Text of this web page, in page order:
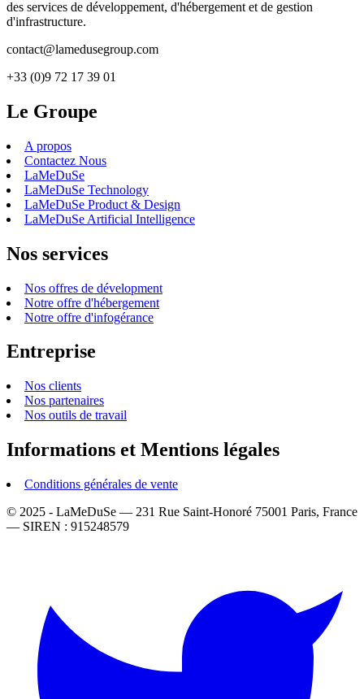
des services de développement, d'hébergement et de gestion
d'infrastructure.
contact@lamedusegroup.com
+33 (0)9 72 17 39 01
Le Groupe
A propos
Contactez Nous
LaMeDuSe
LaMeDuSe Technology
LaMeDuSe Product & Design
LaMeDuSe Artificial Intelligence
Nos services
Nos offres de dévelopment
Notre offre d'hébergement
Notre offre d'infogérance
Entreprise
Nos clients
Nos partenaires
Nos outils de travail
Informations et Mentions légales
Conditions générales de vente
© 2025 - LaMeDuSe — 231 Rue Saint-Honoré 75001 Paris, France
— SIREN : 915248579